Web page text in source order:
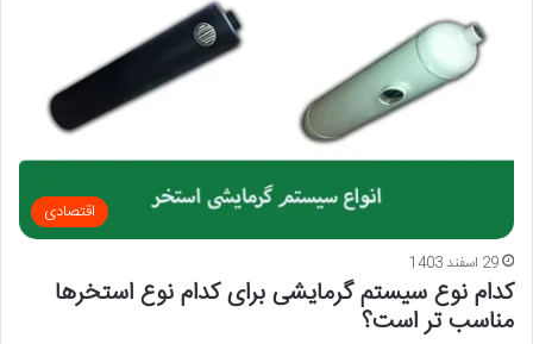
اقتصادی
29 اسفند 1403
کدام نوع سیستم گرمایشی برای کدام نوع استخرها
مناسب تر است؟